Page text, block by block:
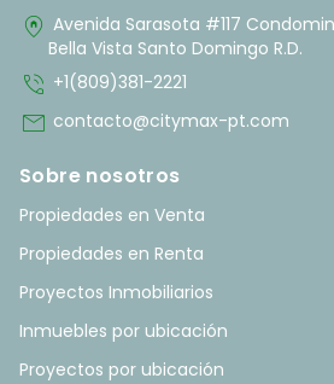
home_pin Avenida Sarasota #117
Bella Vista Santo Domingo R.D.
phone_in_talk +1(809)381-2221
mail contacto@citymax-pt.com
Sobre nosotros
Propiedades en Venta
Propiedades en Renta
Proyectos Inmobiliarios
Inmuebles por ubicación
Proyectos por ubicación